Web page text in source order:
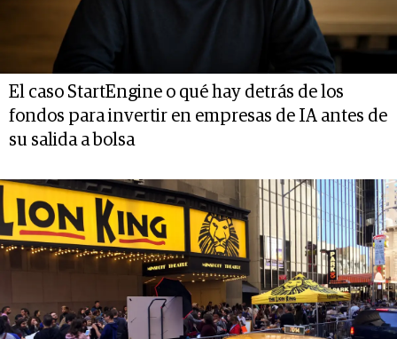
El caso StartEngine o qué hay detrás de los
fondos para invertir en empresas de IA antes de
su salida a bolsa